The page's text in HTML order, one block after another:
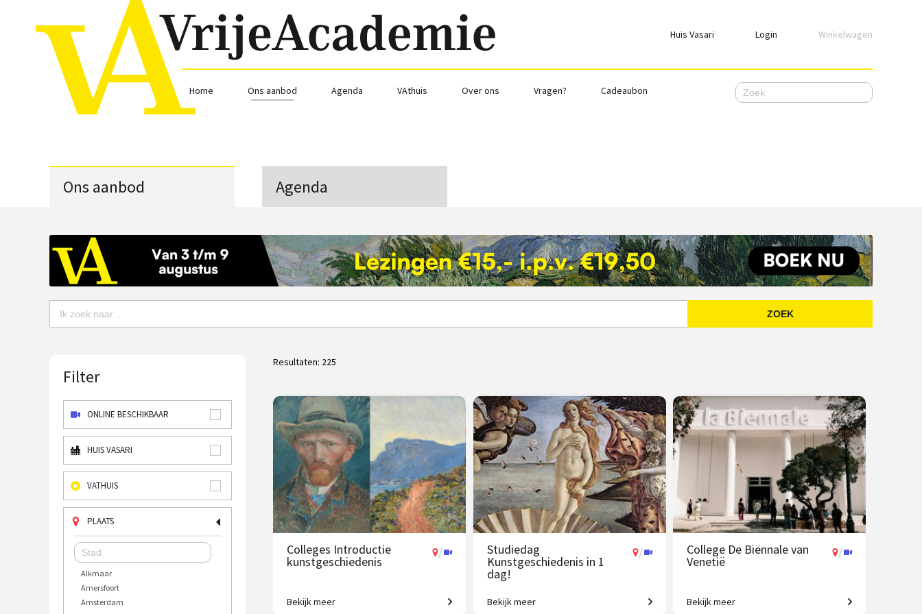
Huis Vasari Login
Login
Emailadres
Nog geen account, meld jehier aan.
Winkelwagen
Home Ons aanbod Agenda VAthuis Over ons Vragen? Cadeaubon
Ons aanbod Agenda
ZOEK
Filter
ONLINE BESCHIKBAAR
HUIS VASARI
VATHUIS
PLAATS
Alkmaar
Amersfoort
Amsterdam
Resultaten: 225
Colleges Introductie
kunstgeschiedenis
/
2500 jaar westerse
Bekijk meer
Studiedag
Kunstgeschiedenis in 1
dag!
/
Uitdagende expeditie van Grieken tot
Bekijk meer
College De Biënnale van
Venetië
/
Een geweldig aanbod aan
Bekijk meer